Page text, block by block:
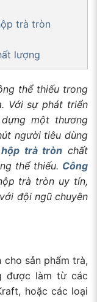
trà tròn
lượng
thể thiếu trong
Với sự phát triển
một thương
người tiêu dùng
trà tròn chất
thể thiếu. Công
trà tròn uy tín,
đội ngũ chuyên
sản phẩm trà,
được làm từ các
hoặc các loại